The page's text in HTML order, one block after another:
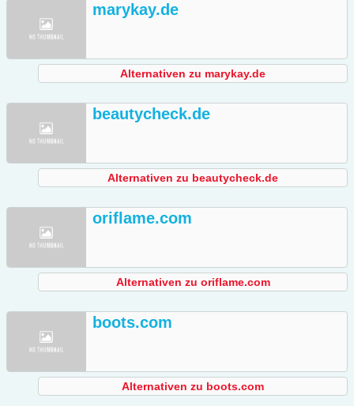
marykay.de
Alternativen zu marykay.de
beautycheck.de
Alternativen zu beautycheck.de
oriflame.com
Alternativen zu oriflame.com
boots.com
Alternativen zu boots.com